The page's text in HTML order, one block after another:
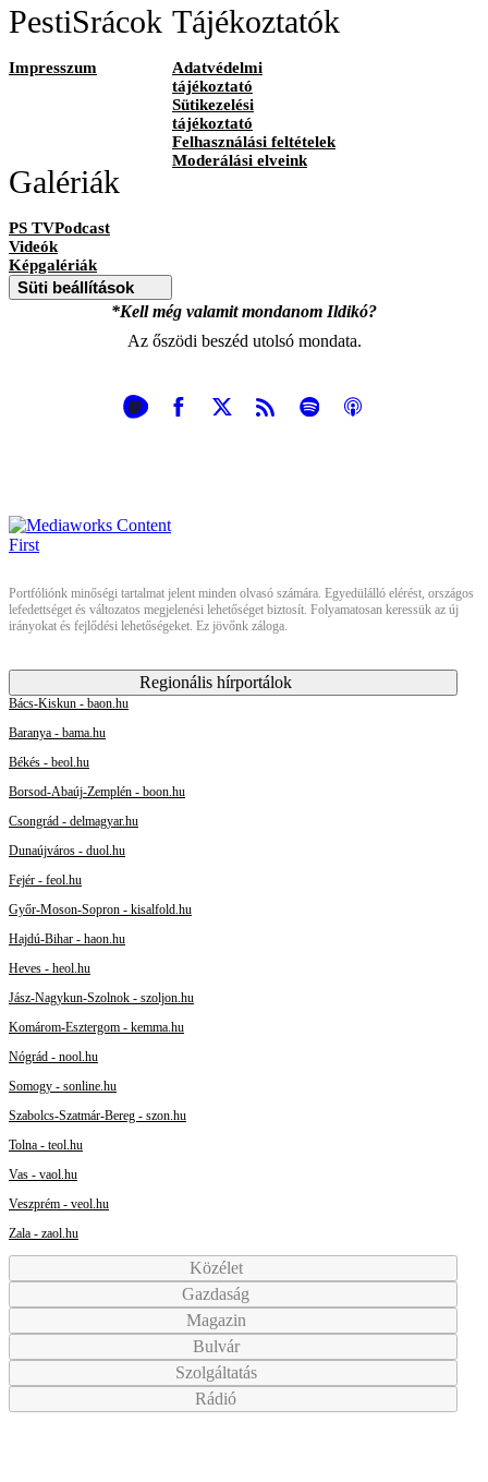
PestiSrácok
Impresszum
Tájékoztatók
Adatvédelmi
tájékoztató
Sütikezelési
tájékoztató
Felhasználási feltételek
Moderálási elveink
Galériák
PS TVPodcast
Videók
Képgalériák
Süti beállítások
*Kell még valamit mondanom Ildikó?
Az őszödi beszéd utolsó mondata.
Portfóliónk minőségi tartalmat jelent minden olvasó számára. Egyedülálló elérést, országos
lefedettséget és változatos megjelenési lehetőséget biztosít. Folyamatosan keressük az új
irányokat és fejlődési lehetőségeket. Ez jövőnk záloga.
Regionális hírportálok
Bács-Kiskun - baon.hu
Baranya - bama.hu
Békés - beol.hu
Borsod-Abaúj-Zemplén - boon.hu
Csongrád - delmagyar.hu
Dunaújváros - duol.hu
Fejér - feol.hu
Győr-Moson-Sopron - kisalfold.hu
Hajdú-Bihar - haon.hu
Heves - heol.hu
Jász-Nagykun-Szolnok - szoljon.hu
Komárom-Esztergom - kemma.hu
Nógrád - nool.hu
Somogy - sonline.hu
Szabolcs-Szatmár-Bereg - szon.hu
Tolna - teol.hu
Vas - vaol.hu
Veszprém - veol.hu
Zala - zaol.hu
Közélet
Gazdaság
Magazin
Bulvár
Szolgáltatás
Rádió